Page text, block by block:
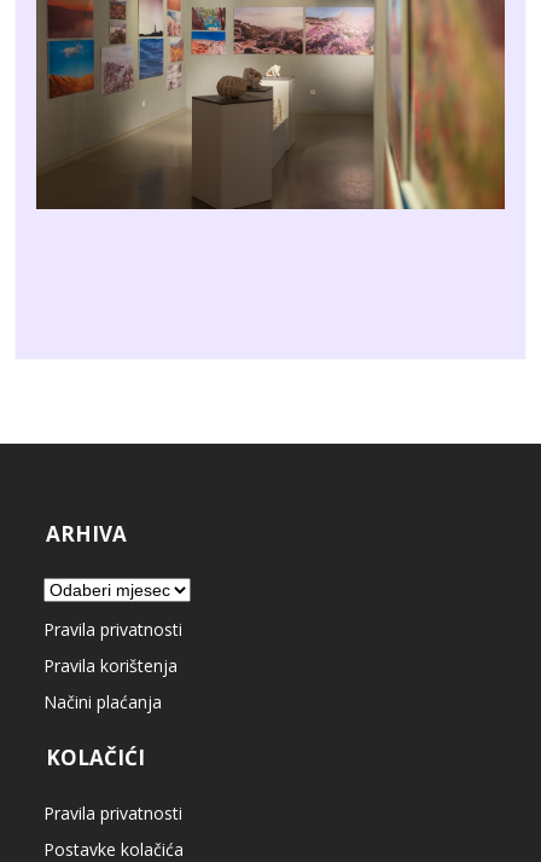
ARHIVA
Arhiva
Pravila privatnosti
Pravila korištenja
Načini plaćanja
KOLAČIĆI
Pravila privatnosti
Postavke kolačića